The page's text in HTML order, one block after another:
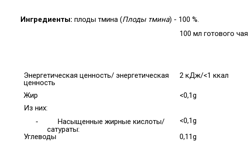
Ингредиенты: плоды тмина (Плоды тмина) - 100 %.
100 мл готового чая
Энергетическая ценность/ энергетическая
ценность
2 кДж/<1 ккал
Жир <0,1g
Из них:
-
Насыщенные жирные кислоты/
сатураты:
<0,1g
Углеводы
0,11g